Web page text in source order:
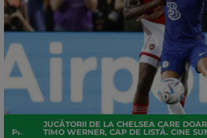
PREMIER LEAGUE
JUCĂTORII DE LA CHELSEA CARE
TIMO WERNER, CAP DE LISTĂ. CINE